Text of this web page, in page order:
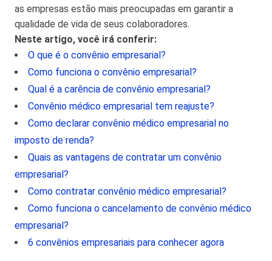
as empresas estão mais preocupadas em garantir a
qualidade de vida de seus colaboradores.
Neste artigo, você irá conferir:
O que é o convênio empresarial?
Como funciona o convênio empresarial?
Qual é a carência de convênio empresarial?
Convênio médico empresarial tem reajuste?
Como declarar convênio médico empresarial no
imposto de renda?
Quais as vantagens de contratar um convênio
empresarial?
Como contratar convênio médico empresarial?
Como funciona o cancelamento de convênio médico
empresarial?
6 convênios empresariais para conhecer agora